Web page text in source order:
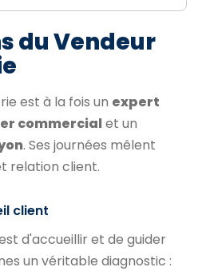
du Vendeur
est à la fois un expert
commercialet un
. Ses journées mêlent
relation client.
client
d'accueillir et de guider
un véritable diagnostic :